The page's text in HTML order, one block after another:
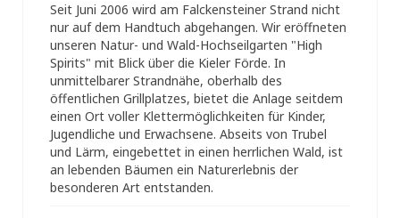
Seit Juni 2006 wird am Falckensteiner Strand nicht
nur auf dem Handtuch abgehangen. Wir eröffneten
unseren Natur- und Wald-Hochseilgarten "High
Spirits" mit Blick über die Kieler Förde. In
unmittelbarer Strandnähe, oberhalb des
öffentlichen Grillplatzes, bietet die Anlage seitdem
einen Ort voller Klettermöglichkeiten für Kinder,
Jugendliche und Erwachsene. Abseits von Trubel
und Lärm, eingebettet in einen herrlichen Wald, ist
an lebenden Bäumen ein Naturerlebnis der
besonderen Art entstanden.